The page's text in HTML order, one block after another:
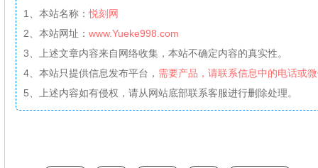
1、本站名称：悦刻网
2、本站网址： www.Yueke998.com
3、上述文章内容来自网络收集，本站不确定内容的真实性。
4、本站只提供信息发布平台， 需要产品，请联系信息中的电话或
5、上述内容如有侵权，请从网站底部联系客服进行删除处理。